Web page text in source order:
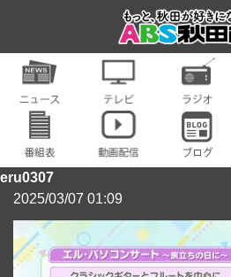
eru0307
2025/03/07 01:09